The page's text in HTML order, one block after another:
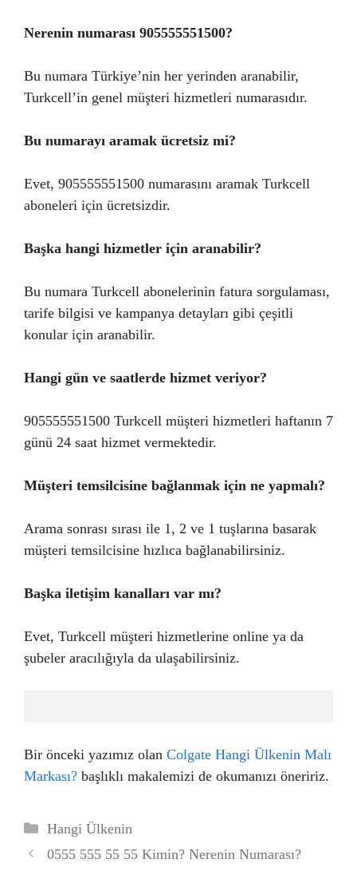
Nerenin numarası 905555551500?
Bu numara Türkiye’nin her yerinden aranabilir,
Turkcell’in genel müşteri hizmetleri numarasıdır.
Bu numarayı aramak ücretsiz mi?
Evet, 905555551500 numarasını aramak Turkcell
aboneleri için ücretsizdir.
Başka hangi hizmetler için aranabilir?
Bu numara Turkcell abonelerinin fatura sorgulaması,
tarife bilgisi ve kampanya detayları gibi çeşitli
konular için aranabilir.
Hangi gün ve saatlerde hizmet veriyor?
905555551500 Turkcell müşteri hizmetleri haftanın 7
günü 24 saat hizmet vermektedir.
Müşteri temsilcisine bağlanmak için ne yapmalı?
Arama sonrası sırası ile 1, 2 ve 1 tuşlarına basarak
müşteri temsilcisine hızlıca bağlanabilirsiniz.
Başka iletişim kanalları var mı?
Evet, Turkcell müşteri hizmetlerine online ya da
şubeler aracılığıyla da ulaşabilirsiniz.
Bir önceki yazımız olan Colgate Hangi Ülkenin Malı
Markası? başlıklı makalemizi de okumanızı öneririz.
Kategoriler
Hangi Ülkenin
0555 555 55 55 Kimin? Nerenin Numarası?